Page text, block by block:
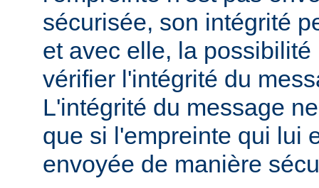
sécurisée, son intégrité
et avec elle, la
vérifier l'intégrité du
L'intégrité du message
que si l'empreinte qui lui
envoyée de manière